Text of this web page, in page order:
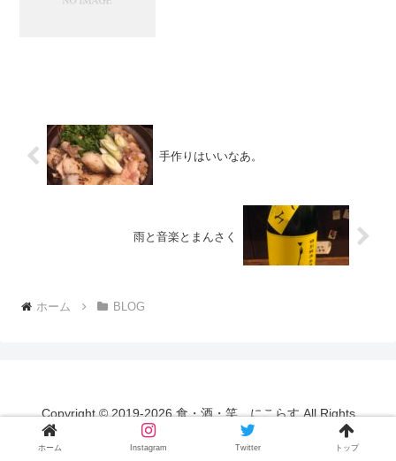
手作りはいいなあ。
雨と音楽とまんさく
ホーム BLOG
Copyright © 2019-2026 食・酒・笑 にこらす All Rights
ホーム Instagram Twitter トップ